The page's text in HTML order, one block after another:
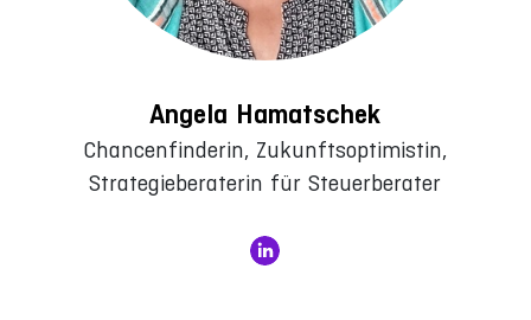
Angela Hamatschek
Chancenfinderin, Zukunftsoptimistin,
Strategieberaterin für Steuerberater